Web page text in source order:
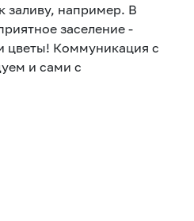
заливу, например. В
заселение -
цветы! Коммуникация с
и сами с